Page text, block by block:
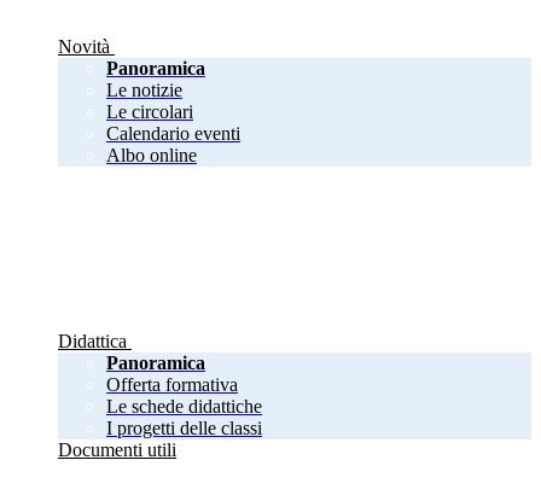
Novità
Panoramica
Le notizie
Le circolari
Calendario eventi
Albo online
Didattica
Panoramica
Offerta formativa
Le schede didattiche
I progetti delle classi
Documenti utili